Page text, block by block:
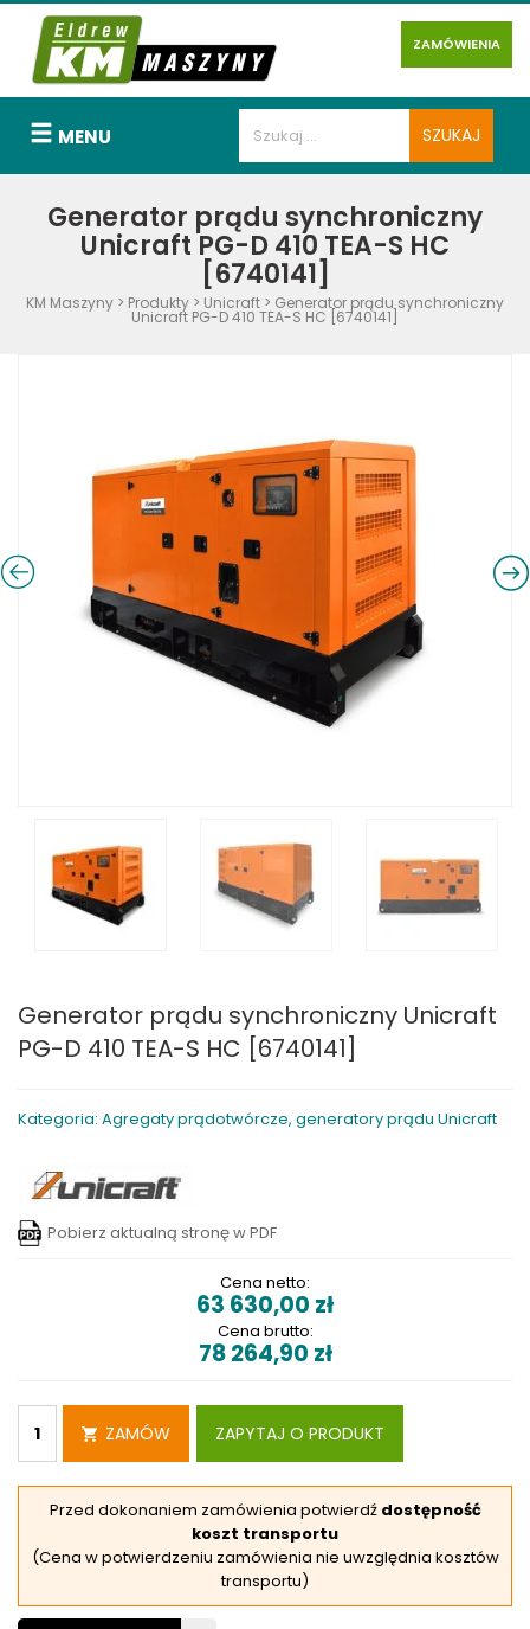
ZAMÓWIENIA
MENU
Generator prądu synchroniczny
Unicraft PG-D 410 TEA-S HC
[6740141]
KM Maszyny > Produkty > Unicraft > Generator prądu synchroniczny
Unicraft PG-D 410 TEA-S HC [6740141]
Generator prądu synchroniczny Unicraft
PG-D 410 TEA-S HC [6740141]
Kategoria: Agregaty prądotwórcze, generatory prądu Unicraft
Pobierz aktualną stronę w PDF
Cena netto:
63 630,00 zł
Cena brutto:
78 264,90 zł
ZAMÓW ZAPYTAJ O PRODUKT
Przed dokonaniem zamówienia potwierdź dostępność
koszt transportu
(Cena w potwierdzeniu zamówienia nie uwzględnia kosztów
transportu)